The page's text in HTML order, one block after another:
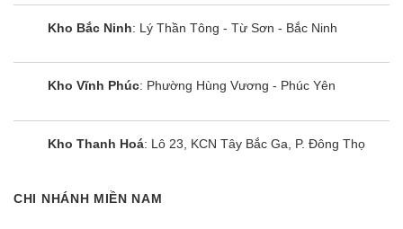
Kho Bắc Ninh: Lý Thần Tông - Từ Sơn - Bắc Ninh
Kho Vĩnh Phúc: Phường Hùng Vương - Phúc Yên
Kho Thanh Hoá: Lô 23, KCN Tây Bắc Ga, P. Đông Thọ
CHI NHÁNH MIỀN NAM